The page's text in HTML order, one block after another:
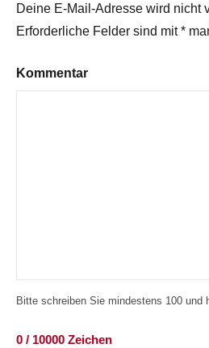
Deine E-Mail-Adresse wird nicht
Erforderliche Felder sind mit*
Kommentar
Bitte schreiben Sie mindestens 100 und
0 / 10000 Zeichen